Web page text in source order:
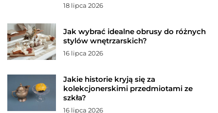
18 lipca 2026
Jak wybrać idealne obrusy do różnych
stylów wnętrzarskich?
16 lipca 2026
Jakie historie kryją się za
kolekcjonerskimi przedmiotami ze
szkła?
16 lipca 2026